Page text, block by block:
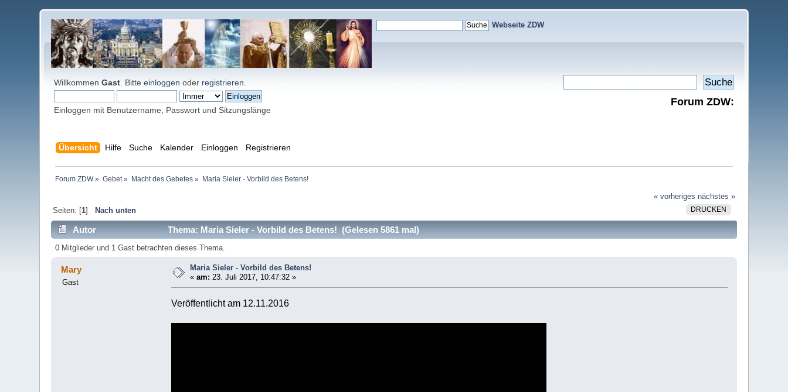
Webseite ZDW
WillkommenGast . Bitteeinloggen oder registrieren
Einloggen mit Benutzername, Passwort und Sitzungslänge
Forum ZDW:
Übersicht Hilfe Suche Kalender Einloggen Registrieren
Forum ZDW» Gebet» Macht des Gebetes» Maria Sieler - Vorbild des Betens!
« vorheriges nächstes »
DRUCKEN
Seiten: [1] Nach unten
Autor Thema: Maria Sieler - Vorbild des Betens! (Gelesen 5861 mal)
0 Mitglieder und 1 Gast betrachten dieses Thema.
Mary
Gast
Maria Sieler - Vorbild des Betens!
«am: 23. Juli 2017, 10:47:32 »
Veröffentlicht am 12.11.2016